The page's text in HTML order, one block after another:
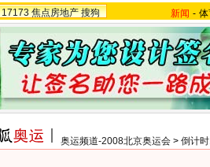
17173 焦点房地产 搜狗 新闻 -
奥运频道-2008北京奥运会 > 倒计